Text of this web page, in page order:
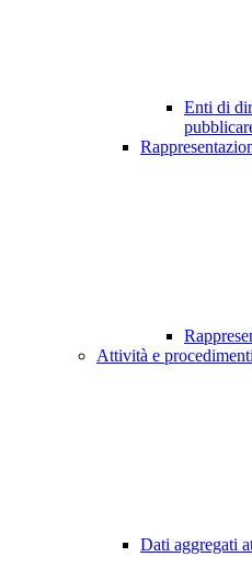
Enti di
Attività e procedimenti
Dati aggregati